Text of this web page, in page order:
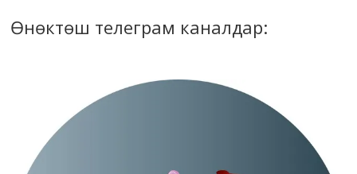
Өнөктөш телеграм каналдар: